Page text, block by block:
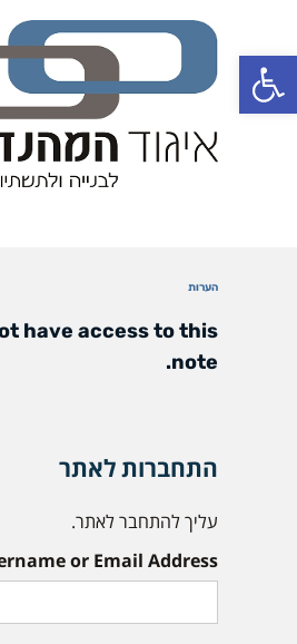
פתח סרגל נגישות
הערות
have access to this
note.
התחברות לאתר
עליך להתחבר לאתר.
or Email Address: